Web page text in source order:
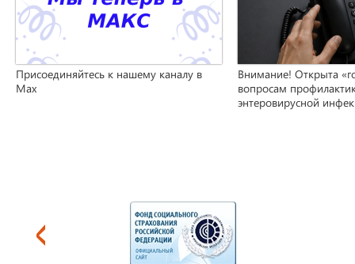
Присоединяйтесь к нашему каналу в
Max
Внимание! Открыта
вопросам
энтеровирусной